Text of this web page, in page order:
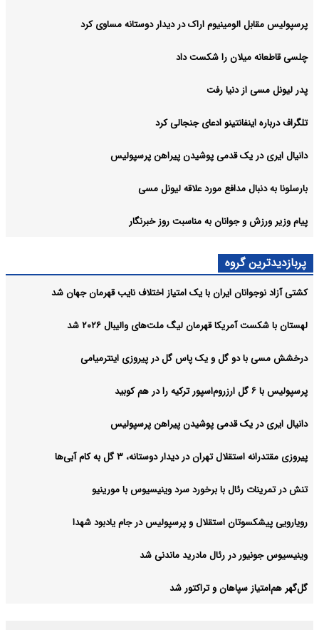
پرسپولیس مقابل الومینیوم اراک در دیدار دوستانه مساوی کرد
چلسی قاطعانه میلان را شکست داد
پدر لیونل مسی از دنیا رفت
تلگراف درباره اینفانتینو ادعای جنجالی کرد
دانیال ایری در یک قدمی پوشیدن پیراهن پرسپولیس
بارسلونا به دنبال مدافع مورد علاقه لیونل مسی
پیام وزیر ورزش و جوانان به مناسبت روز خبرنگار
پربازدیدترین گروه
کشتی آزاد نوجوانان ایران با یک امتیاز اختلاف نایب قهرمان جهان شد
لهستان با شکست آمریکا قهرمان لیگ ملت‌های والیبال ۲۰۲۶ شد
درخشش مسی با دو گل و یک پاس گل در پیروزی اینترمیامی
پرسپولیس با ۶ گل ارزروم‌اسپور ترکیه را در هم کوبید
دانیال ایری در یک قدمی پوشیدن پیراهن پرسپولیس
پیروزی مقتدرانه استقلال تهران در دیدار دوستانه، ۳ گل به کام آبی‌ها
تنش در تمرینات رئال با برخورد سرد وینیسیوس با مورینیو
رویارویی پیشکسوتان استقلال و پرسپولیس در جام یادبود شهدا
وینیسیوس جونیور در رئال مادرید ماندنی شد
گل‌گهر هم‌امتیاز سپاهان و تراکتور شد